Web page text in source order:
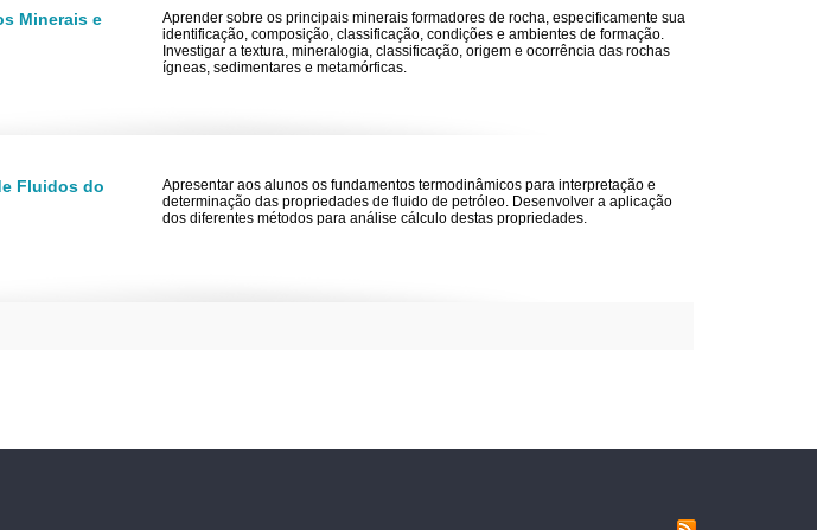
Minerais e
Aprender sobre os principais minerais formadores de rocha, especificamente sua
identificação, composição, classificação, condições e ambientes de formação.
Investigar a textura, mineralogia, classificação, origem e ocorrência das rochas
ígneas, sedimentares e metamórficas.
Fluidos do
Apresentar aos alunos os fundamentos termodinâmicos para interpretação e
determinação das propriedades de fluido de petróleo. Desenvolver a aplicação
dos diferentes métodos para análise cálculo destas propriedades.